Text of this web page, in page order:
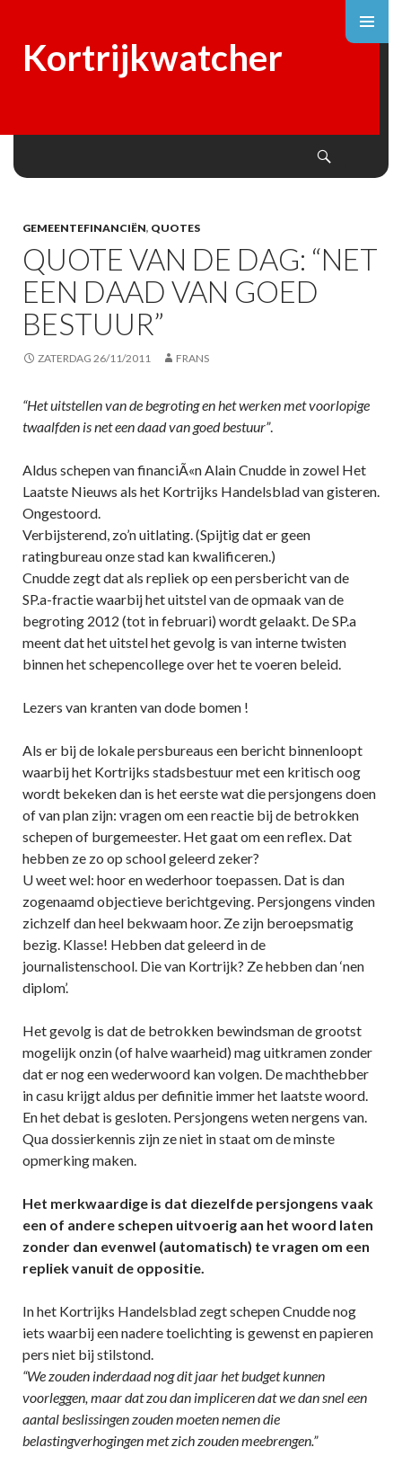
Kortrijkwatcher
GEMEENTEFINANCIËN, QUOTES
QUOTE VAN DE DAG: “NET
EEN DAAD VAN GOED
BESTUUR”
ZATERDAG 26/11/2011 FRANS
“Het uitstellen van de begroting en het werken met voorlopige
twaalfden is net een daad van goed bestuur”.
Aldus schepen van financiÃ«n Alain Cnudde in zowel Het
Laatste Nieuws als het Kortrijks Handelsblad van gisteren.
Ongestoord.
Verbijsterend, zo’n uitlating. (Spijtig dat er geen
ratingbureau onze stad kan kwalificeren.)
Cnudde zegt dat als repliek op een persbericht van de
SP.a-fractie waarbij het uitstel van de opmaak van de
begroting 2012 (tot in februari) wordt gelaakt. De SP.a
meent dat het uitstel het gevolg is van interne twisten
binnen het schepencollege over het te voeren beleid.
Lezers van kranten van dode bomen !
Als er bij de lokale persbureaus een bericht binnenloopt
waarbij het Kortrijks stadsbestuur met een kritisch oog
wordt bekeken dan is het eerste wat die persjongens doen
of van plan zijn: vragen om een reactie bij de betrokken
schepen of burgemeester. Het gaat om een reflex. Dat
hebben ze zo op school geleerd zeker?
U weet wel: hoor en wederhoor toepassen. Dat is dan
zogenaamd objectieve berichtgeving. Persjongens vinden
zichzelf dan heel bekwaam hoor. Ze zijn beroepsmatig
bezig. Klasse! Hebben dat geleerd in de
journalistenschool. Die van Kortrijk? Ze hebben dan ‘nen
diplom’.
Het gevolg is dat de betrokken bewindsman de grootst
mogelijk onzin (of halve waarheid) mag uitkramen zonder
dat er nog een wederwoord kan volgen. De machthebber
in casu krijgt aldus per definitie immer het laatste woord.
En het debat is gesloten. Persjongens weten nergens van.
Qua dossierkennis zijn ze niet in staat om de minste
opmerking maken.
Het merkwaardige is dat diezelfde persjongens vaak
een of andere schepen uitvoerig aan het woord laten
zonder dan evenwel (automatisch) te vragen om een
repliek vanuit de oppositie.
In het Kortrijks Handelsblad zegt schepen Cnudde nog
iets waarbij een nadere toelichting is gewenst en papieren
pers niet bij stilstond.
“We zouden inderdaad nog dit jaar het budget kunnen
voorleggen, maar dat zou dan impliceren dat we dan snel een
aantal beslissingen zouden moeten nemen die
belastingverhogingen met zich zouden meebrengen.”